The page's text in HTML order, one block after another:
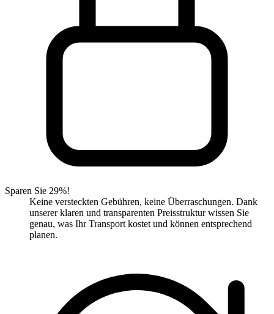
Sparen Sie 29%!
Keine versteckten Gebühren, keine Überraschungen. Dank
unserer klaren und transparenten Preisstruktur wissen Sie
genau, was Ihr Transport kostet und können entsprechend
planen.